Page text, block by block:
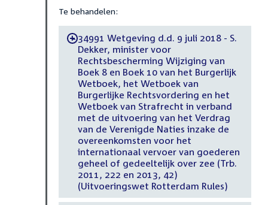
Te behandelen:
-34991 Wetgeving d.d. 9 juli 2018 - S.
Dekker, minister voor
Rechtsbescherming Wijziging van
Boek 8 en Boek 10 van het Burgerlijk
Wetboek, het Wetboek van
Burgerlijke Rechtsvordering en het
Wetboek van Strafrecht in verband
met de uitvoering van het Verdrag
van de Verenigde Naties inzake de
overeenkomsten voor het
internationaal vervoer van goederen
geheel of gedeeltelijk over zee (Trb.
2011, 222 en 2013, 42)
(Uitvoeringswet Rotterdam Rules)